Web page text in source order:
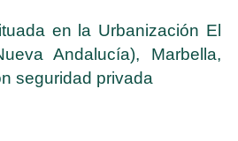
en la Urbanización El
Andalucía), Marbella,
seguridad privada